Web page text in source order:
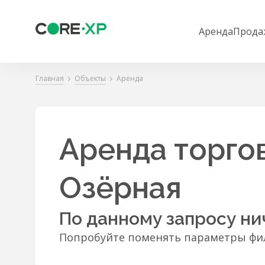
Аренда
Главная Объекты Аренда
Аренда
Озёрная
По данному запросу
Попробуйте поменять параметры